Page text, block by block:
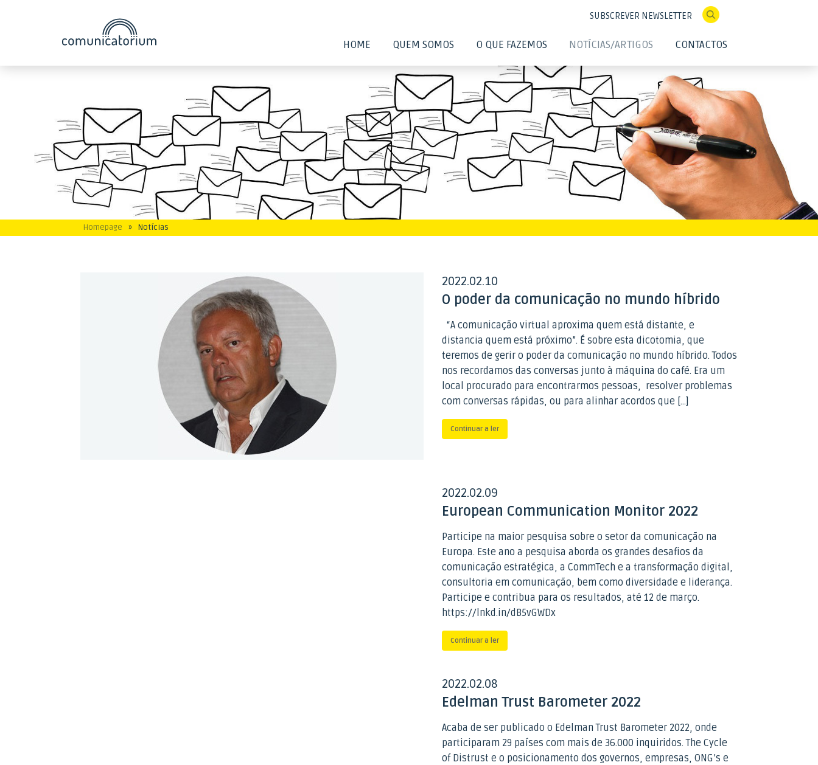
HOME QUEM SOMOS O QUE FAZEMOS NOTÍCIAS/ARTIGOS CONTACTOS
SUBSCREVER NEWSLETTER
Homepage » Notícias
2022.02.10
O poder da comunicação no mundo híbrido
“A comunicação virtual aproxima quem está distante, e
distancia quem está próximo”. É sobre esta dicotomia, que
teremos de gerir o poder da comunicação no mundo híbrido. Todos
nos recordamos das conversas junto à máquina do café. Era um
local procurado para encontrarmos pessoas, resolver problemas
com conversas rápidas, ou para alinhar acordos que […]
Continuar a ler
2022.02.09
European Communication Monitor 2022
Participe na maior pesquisa sobre o setor da comunicação na
Europa. Este ano a pesquisa aborda os grandes desafios da
comunicação estratégica, a CommTech e a transformação digital,
consultoria em comunicação, bem como diversidade e liderança.
Participe e contribua para os resultados, até 12 de março.
https://lnkd.in/dB5vGWDx
Continuar a ler
2022.02.08
Edelman Trust Barometer 2022
Acaba de ser publicado o Edelman Trust Barometer 2022, onde
participaram 29 países com mais de 36.000 inquiridos. The Cycle
of Distrust e o posicionamento dos governos, empresas, ONG’s e